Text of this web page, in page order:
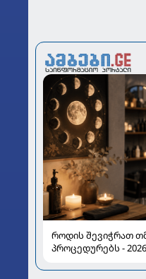
როდის შევიჭრათ
პროცედურებს -